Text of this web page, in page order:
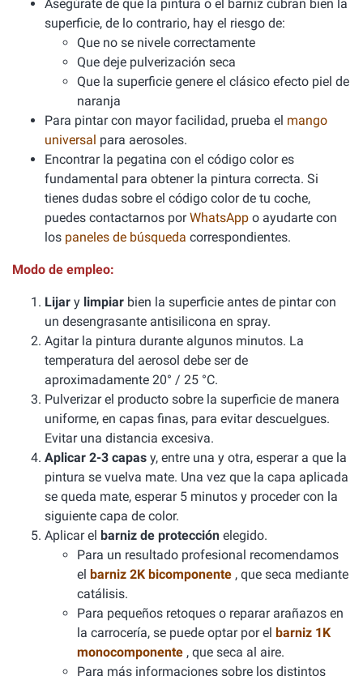
Asegúrate de que la pintura o el barniz cubran bien la
superficie, de lo contrario, hay el riesgo de:
Que no se nivele correctamente
Que deje pulverización seca
Que la superficie genere el clásico efecto piel de
naranja
Para pintar con mayor facilidad, prueba el mango
universal para aerosoles.
Encontrar la pegatina con el código color es
fundamental para obtener la pintura correcta. Si
tienes dudas sobre el código color de tu coche,
puedes contactarnos porWhatsApp o ayudarte con
los paneles de búsqueda correspondientes.
Modo de empleo:
Lijar y limpiar bien la superficie antes de pintar con
un desengrasante antisilicona en spray.
Agitar la pintura durante algunos minutos. La
temperatura del aerosol debe ser de
aproximadamente 20° / 25 °C.
Pulverizar el producto sobre la superficie de manera
uniforme, en capas finas, para evitar descuelgues.
Evitar una distancia excesiva.
Aplicar 2-3 capas y, entre una y otra, esperar a que la
pintura se vuelva mate. Una vez que la capa aplicada
se queda mate, esperar 5 minutos y proceder con la
siguiente capa de color.
Aplicar el barniz de protección elegido.
Para un resultado profesional recomendamos
el barniz 2K bicomponente , que seca mediante
catálisis.
Para pequeños retoques o reparar arañazos en
la carrocería, se puede optar por el barniz 1K
monocomponente , que seca al aire.
Para más informaciones sobre los distintos